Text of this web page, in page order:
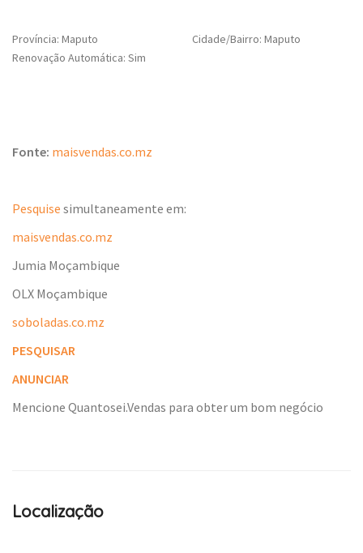
Província: Maputo
Cidade/Bairro: Maputo
Renovação Automática: Sim
Fonte: maisvendas.co.mz
Pesquise simultaneamente em:
maisvendas.co.mz
Jumia Moçambique
OLX Moçambique
soboladas.co.mz
PESQUISAR
ANUNCIAR
Mencione Quantosei.Vendas para obter um bom negócio
Localização